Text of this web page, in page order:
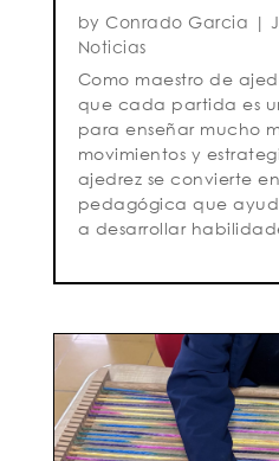
by Conrado Garcia |
Noticias
Como maestro de
que cada partida es
para enseñar mucho
movimientos y
ajedrez se convierte
pedagógica que
a desarrollar